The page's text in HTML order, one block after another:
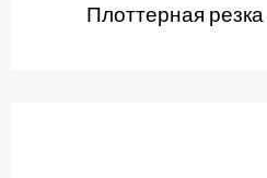
Плоттерная резка